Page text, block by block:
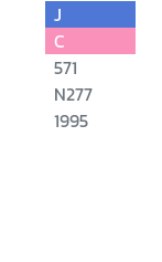
J
C
571
N277
1995